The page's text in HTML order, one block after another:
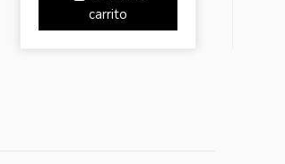
carrito